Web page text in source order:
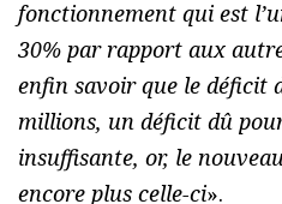
fonctionnement qui est
30% par rapport aux
enfin savoir que le déficit
millions, un déficit dû
insuffisante, or, le
encore plus celle-ci».